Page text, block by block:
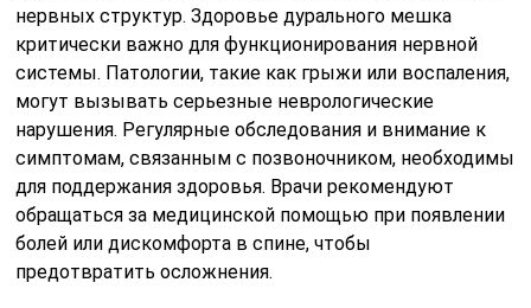
нервных структур. Здоровье дурального мешка
критически важно для функционирования нервной
системы. Патологии, такие как грыжи или воспаления,
могут вызывать серьезные неврологические
нарушения. Регулярные обследования и внимание к
симптомам, связанным с позвоночником, необходимы
для поддержания здоровья. Врачи рекомендуют
обращаться за медицинской помощью при появлении
болей или дискомфорта в спине, чтобы
предотвратить осложнения.